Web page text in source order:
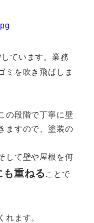
しています。業務
ミを吹き飛ばしま
段階で丁寧に壁
ますので、塗装の
て壁や屋根を何
も重ねる ことで
ます。